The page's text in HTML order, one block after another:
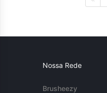
Nossa Rede
Brusheezy